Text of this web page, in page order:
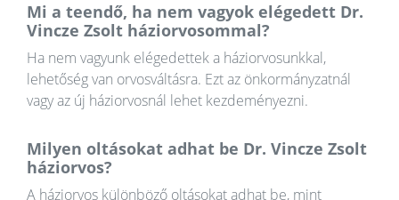
Mi a teendő, ha nem vagyok elégedett Dr.
Vincze Zsolt háziorvosommal?
Ha nem vagyunk elégedettek a háziorvosunkkal,
lehetőség van orvosváltásra. Ezt az önkormányzatnál
vagy az új háziorvosnál lehet kezdeményezni.
Milyen oltásokat adhat be Dr. Vincze Zsolt
háziorvos?
A háziorvos különböző oltásokat adhat be, mint